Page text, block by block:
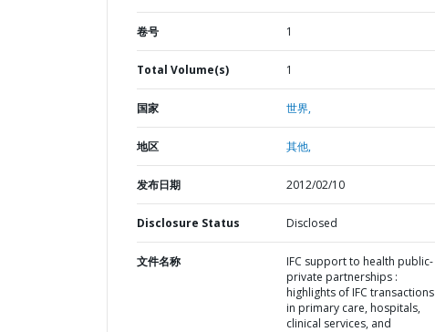
卷号 1
Total Volume(s) 1
国家 世界,
地区 其他,
发布日期 2012/02/10
Disclosure Status Disclosed
文件名称
IFC support to health public-
private partnerships :
highlights of IFC transactions
in primary care, hospitals,
clinical services, and